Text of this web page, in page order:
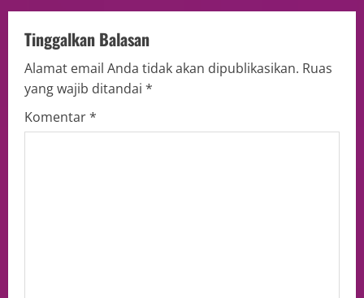
Tinggalkan Balasan
Alamat email Anda tidak akan dipublikasikan. Ruas
yang wajib ditandai *
Komentar*